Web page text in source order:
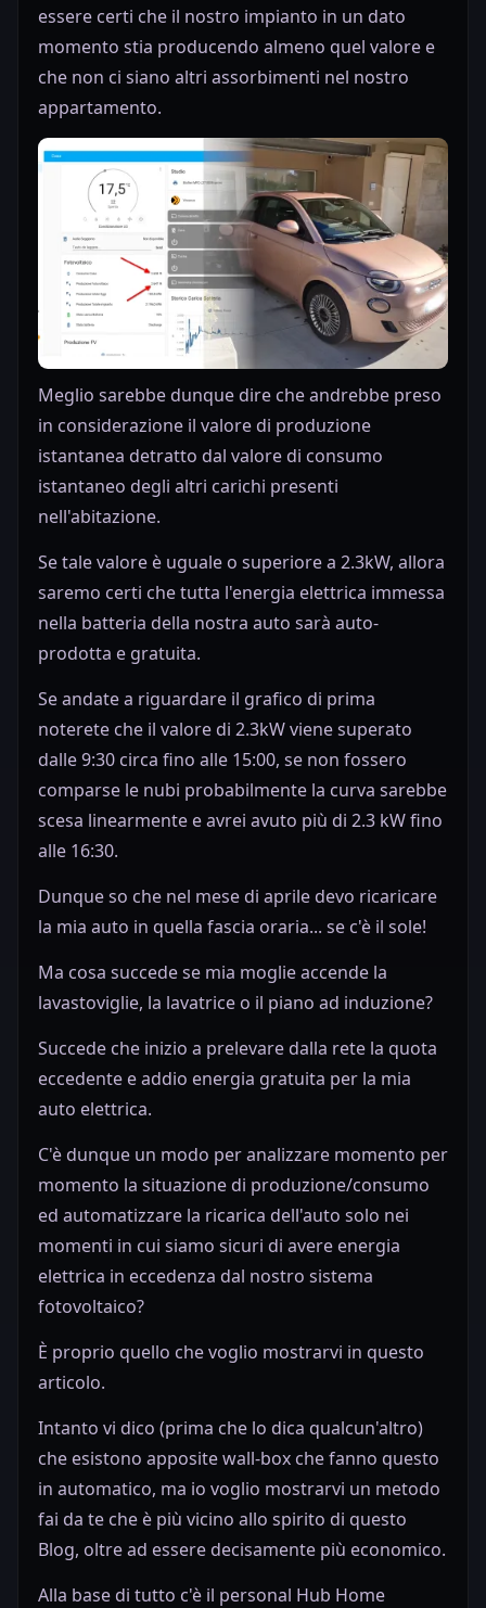
essere certi che il nostro impianto in un dato
momento stia producendo almeno quel valore e
che non ci siano altri assorbimenti nel nostro
appartamento.
Meglio sarebbe dunque dire che andrebbe preso
in considerazione il valore di produzione
istantanea detratto dal valore di consumo
istantaneo degli altri carichi presenti
nell'abitazione.
Se tale valore è uguale o superiore a 2.3kW, allora
saremo certi che tutta l'energia elettrica immessa
nella batteria della nostra auto sarà auto-
prodotta e gratuita.
Se andate a riguardare il grafico di prima
noterete che il valore di 2.3kW viene superato
dalle 9:30 circa fino alle 15:00, se non fossero
comparse le nubi probabilmente la curva sarebbe
scesa linearmente e avrei avuto più di 2.3 kW fino
alle 16:30.
Dunque so che nel mese di aprile devo ricaricare
la mia auto in quella fascia oraria... se c'è il sole!
Ma cosa succede se mia moglie accende la
lavastoviglie, la lavatrice o il piano ad induzione?
Succede che inizio a prelevare dalla rete la quota
eccedente e addio energia gratuita per la mia
auto elettrica.
C'è dunque un modo per analizzare momento per
momento la situazione di produzione/consumo
ed automatizzare la ricarica dell'auto solo nei
momenti in cui siamo sicuri di avere energia
elettrica in eccedenza dal nostro sistema
fotovoltaico?
È proprio quello che voglio mostrarvi in questo
articolo.
Intanto vi dico (prima che lo dica qualcun'altro)
che esistono apposite wall-box che fanno questo
in automatico, ma io voglio mostrarvi un metodo
fai da te che è più vicino allo spirito di questo
Blog, oltre ad essere decisamente più economico.
Alla base di tutto c'è il personal Hub Home